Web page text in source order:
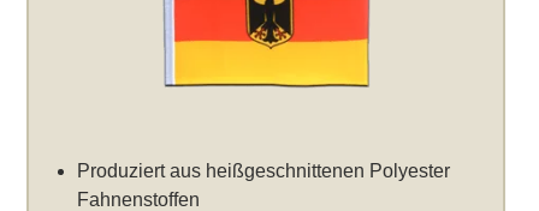
Produziert aus heißgeschnittenen Polyester
Fahnenstoffen